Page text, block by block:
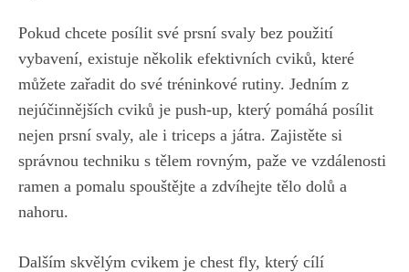
Pokud chcete posílit své prsní ​svaly bez použití
vybavení, existuje několik efektivních cviků, které
můžete zařadit do své tréninkové rutiny.‍ Jedním z
nejúčinnějších cviků je⁢ push-up, který pomáhá posílit
nejen prsní svaly, ale i triceps a játra. Zajistěte si
⁣správnou techniku s tělem rovným,⁤ paže ve vzdálenosti
ramen a pomalu ⁢spouštějte a zdvíhejte tělo dolů a
nahoru.
Dalším skvělým cvikem je chest fly, který cílí